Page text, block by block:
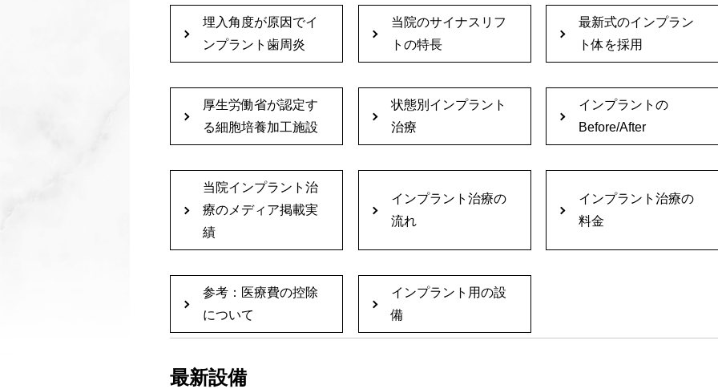
埋入角度が原因でイ
ンプラント歯周炎
当院のサイナスリフ
トの特長
最新式のインプラン
ト体を採用
厚生労働省が認定す
る細胞培養加工施設
状態別インプラント
治療
インプラントの
Before/After
当院インプラント治
療のメディア掲載実
績
インプラント治療の
流れ
インプラント治療の
料金
参考：医療費の控除
について
インプラント用の設
備
最新設備